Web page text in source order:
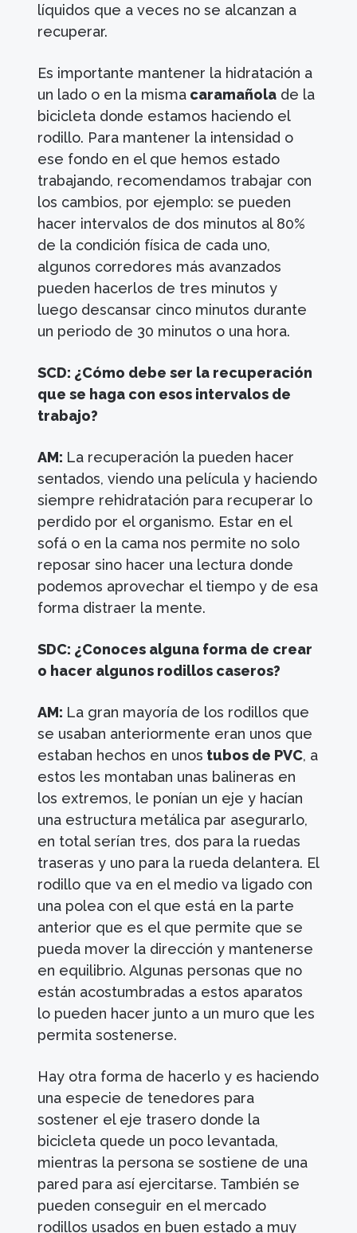
líquidos que a veces no se alcanzan a
recuperar.
Es importante mantener la hidratación a
un lado o en la misma caramañola de la
bicicleta donde estamos haciendo el
rodillo. Para mantener la intensidad o
ese fondo en el que hemos estado
trabajando, recomendamos trabajar con
los cambios, por ejemplo: se pueden
hacer intervalos de dos minutos al 80%
de la condición física de cada uno,
algunos corredores más avanzados
pueden hacerlos de tres minutos y
luego descansar cinco minutos durante
un periodo de 30 minutos o una hora.
SCD: ¿Cómo debe ser la recuperación
que se haga con esos intervalos de
trabajo?
AM: La recuperación la pueden hacer
sentados, viendo una película y haciendo
siempre rehidratación para recuperar lo
perdido por el organismo. Estar en el
sofá o en la cama nos permite no solo
reposar sino hacer una lectura donde
podemos aprovechar el tiempo y de esa
forma distraer la mente.
SDC: ¿Conoces alguna forma de crear
o hacer algunos rodillos caseros?
AM: La gran mayoría de los rodillos que
se usaban anteriormente eran unos que
estaban hechos en unos tubos de PVC, a
estos les montaban unas balineras en
los extremos, le ponían un eje y hacían
una estructura metálica par asegurarlo,
en total serían tres, dos para la ruedas
traseras y uno para la rueda delantera. El
rodillo que va en el medio va ligado con
una polea con el que está en la parte
anterior que es el que permite que se
pueda mover la dirección y mantenerse
en equilibrio. Algunas personas que no
están acostumbradas a estos aparatos
lo pueden hacer junto a un muro que les
permita sostenerse.
Hay otra forma de hacerlo y es haciendo
una especie de tenedores para
sostener el eje trasero donde la
bicicleta quede un poco levantada,
mientras la persona se sostiene de una
pared para así ejercitarse. También se
pueden conseguir en el mercado
rodillos usados en buen estado a muy